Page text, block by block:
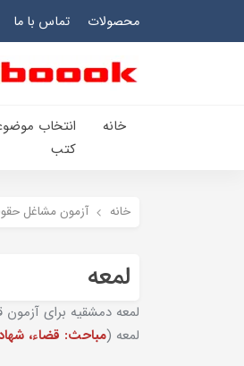
محصولات تماس با ما
خانه
انتخاب​
کتب
خانه آزمون مشاغل
لمعه
لمعه دمشقیه برای
لمعه (مباحث: قضاء،